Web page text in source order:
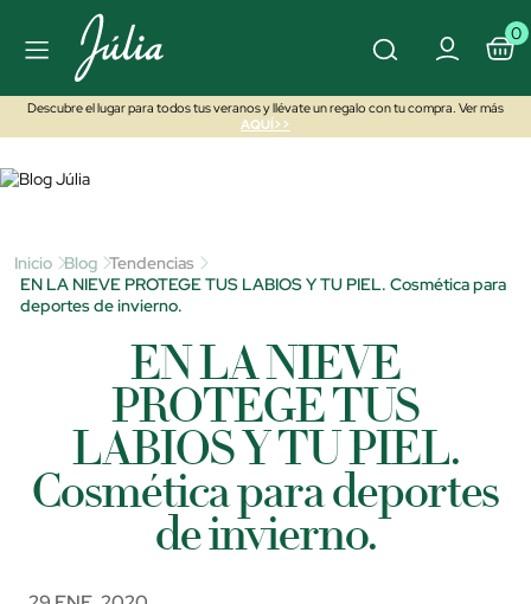
0
Descubre el lugar para todos tus veranos y llévate un regalo con tu compra. Ver más
AQUÍ>>
Inicio Blog Tendencias
EN LA NIEVE PROTEGE TUS LABIOS Y TU PIEL. Cosmética para
deportes de invierno.
EN LA NIEVE
PROTEGE TUS
LABIOS Y TU PIEL.
Cosmética para deportes
de invierno.